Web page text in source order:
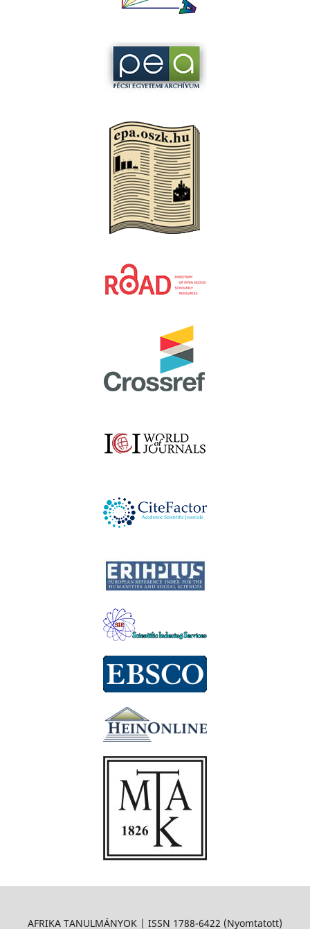
AFRIKA TANULMÁNYOK | ISSN 1788-6422 (Nyomtatott)